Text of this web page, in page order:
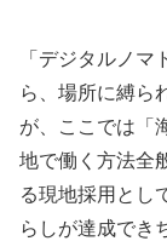
「デジタルノ
ら、場所に縛ら
が、ここでは「
地で働く方法全
る現地採用とし
らしが達成でき